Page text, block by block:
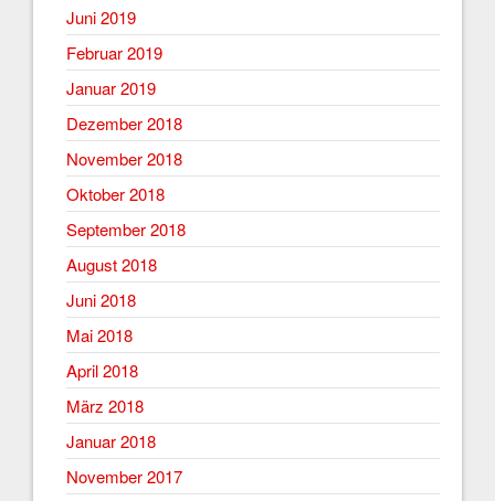
Juni 2019
Februar 2019
Januar 2019
Dezember 2018
November 2018
Oktober 2018
September 2018
August 2018
Juni 2018
Mai 2018
April 2018
März 2018
Januar 2018
November 2017